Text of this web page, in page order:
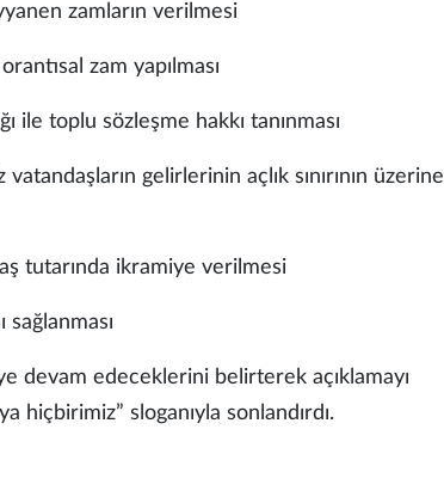
zamların verilmesi
zam yapılması
ile toplu sözleşme hakkı tanınması
gelirlerinin açlık sınırının üzerine
tutarında ikramiye verilmesi
devam edeceklerini belirterek açıklamayı
hiçbirimiz” sloganıyla sonlandırdı.